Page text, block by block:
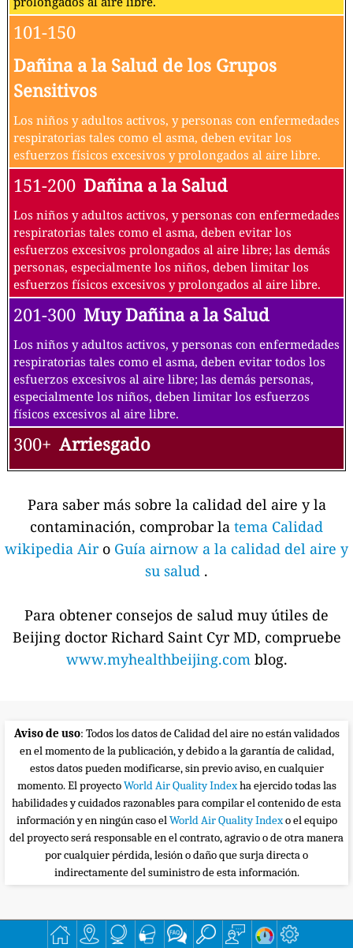
101-150
Dañina a la Salud de los Grupos
Sensitivos
Los niños y adultos activos, y personas con enfermedades
respiratorias tales como el asma, deben evitar los
esfuerzos físicos excesivos y prolongados al aire libre.
151-200 Dañina a la Salud
Los niños y adultos activos, y personas con enfermedades
respiratorias tales como el asma, deben evitar los
esfuerzos excesivos prolongados al aire libre; las demás
personas, especialmente los niños, deben limitar los
esfuerzos físicos excesivos y prolongados al aire libre.
201-300 Muy Dañina a la Salud
Los niños y adultos activos, y personas con enfermedades
respiratorias tales como el asma, deben evitar todos los
esfuerzos excesivos al aire libre; las demás personas,
especialmente los niños, deben limitar los esfuerzos
físicos excesivos al aire libre.
300+ Arriesgado
Para saber más sobre la calidad del aire y la
contaminación, comprobar la tema Calidad
wikipedia Air o Guía airnow a la calidad del aire y
su salud .
Para obtener consejos de salud muy útiles de
Beijing doctor Richard Saint Cyr MD, compruebe
www.myhealthbeijing.com blog.
Aviso de uso: Todos los datos de Calidad del aire no están validados
en el momento de la publicación, y debido a la garantía de calidad,
estos datos pueden modificarse, sin previo aviso, en cualquier
momento. El proyectoWorld Air Quality Indexha ejercido todas las
habilidades y cuidados razonables para compilar el contenido de esta
información y en ningún caso elWorld Air Quality Indexo el equipo
del proyecto será responsable en el contrato, agravio o de otra manera
por cualquier pérdida, lesión o daño que surja directa o
indirectamente del suministro de esta información.